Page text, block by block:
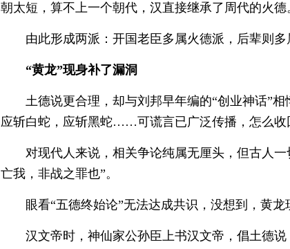
朝太短，算不上一个朝代，汉直接继承了周代的火德
由此形成两派：开国老臣多属火德派，后辈则
“黄龙”现身补了漏洞
土德说更合理，却与刘邦早年编的“创业神话”
应斩白蛇，应斩黑蛇……可谎言已广泛传播，怎么收
对现代人来说，相关争论纯属无厘头，但古人
亡我，非战之罪也”。
眼看“五德终始论”无法达成共识，没想到，黄龙
汉文帝时，神仙家公孙臣上书汉文帝，倡土德